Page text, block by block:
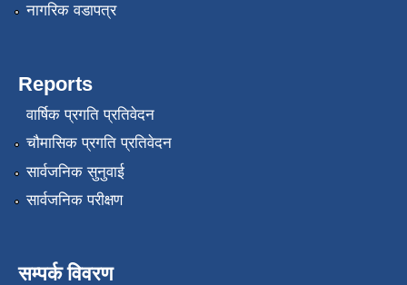
नागरिक वडापत्र
Reports
वार्षिक प्रगति प्रतिवेदन
चौमासिक प्रगति प्रतिवेदन
सार्वजनिक सुनुवाई
सार्वजनिक परीक्षण
सम्पर्क विवरण